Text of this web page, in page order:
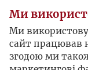
Ми
Ми
сайт працював
згодою ми